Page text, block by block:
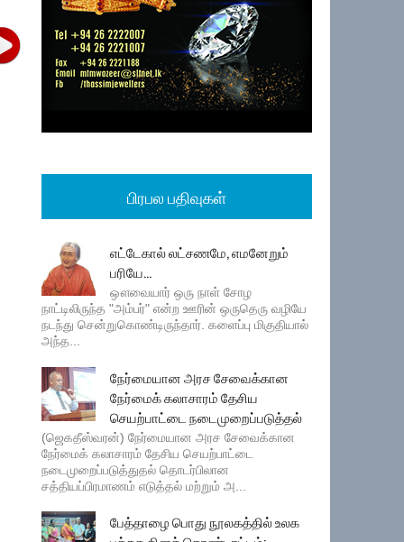
பிரபல பதிவுகள்
எட்டேகால் லட்சணமே, எமனேறும்
பரியே...
ஔவையார் ஒரு நாள் சோழ
நாட்டிலிருந்த "அம்பர்" என்ற ஊரின் ஒருதெரு வழியே
நடந்து சென்றுகொண்டிருந்தார். களைப்பு மிகுதியால்
அந்த...
நேர்மையான அரச சேவைக்கான
நேர்மைக் கலாசாரம் தேசிய
செயற்பாட்டை நடைமுறைப்படுத்தல்
(ஜெகதீஸ்வரன்) நேர்மையான அரச சேவைக்கான
நேர்மைக் கலாசாரம் தேசிய செயற்பாட்டை
நடைமுறைப்படுத்துதல் தொடர்பிலான
சத்தியப்பிரமாணம் எடுத்தல் மற்றும் அ...
பேத்தாழை பொது நூலகத்தில் உலக